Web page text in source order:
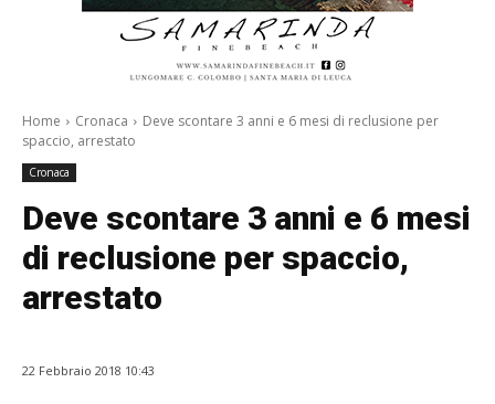
Home Cronaca
Deve scontare 3 anni e 6 mesi di reclusione per
spaccio, arrestato
Cronaca
Deve scontare 3 anni e 6 mesi
di reclusione per spaccio,
arrestato
22 Febbraio 2018 10:43